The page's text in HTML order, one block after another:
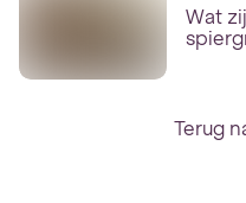
Wat
Terug